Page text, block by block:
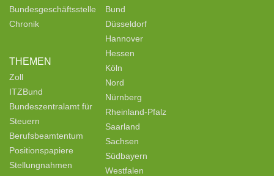
Bundesgeschäftsstelle
Chronik
THEMEN
Zoll
ITZBund
Bundeszentralamt für
Steuern
Berufsbeamtentum
Positionspapiere
Stellungnahmen
Bund
Düsseldorf
Hannover
Hessen
Köln
Nord
Nürnberg
Rheinland-Pfalz
Saarland
Sachsen
Südbayern
Westfalen